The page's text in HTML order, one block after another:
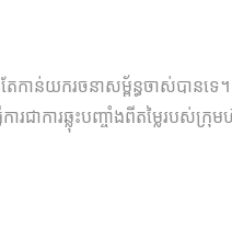
កាន់​យក​រចនាសម្ព័ន្ធ​ចាស់​បាន​ទ
រជា​ការឆ្លុះបញ្ចាំង​ពី​តម្លៃ​របស់​ក្រុ